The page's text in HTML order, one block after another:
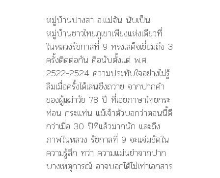
หมู่บ้านปางสา อ.แม่จัน นับเป็น
หมู่บ้านชาวไทยภูเขาเพียงแห่งเดียวที่
ในหลวงรัชกาลที่ 9 ทรงเสด็จเยี่ยมถึง 3
ครั้งติดต่อกัน คือนับตั้งแต่ พ.ศ.
2522-2524 ความประทับใจอย่างไม่รู้
ลืมเมื่อครั้งได้เล่นซึงถวาย จากปากคำ
ของผู้เฒ่าวัย 78 ปี ที่เอ่ยภาษาไทยกระ
ท่อน กระแท่น แม้เจ้าตัวบอกว่าตอนนี้ดี
กว่าเมื่อ 30 ปีที่แล้วมากนัก และถึง
ภาพในหลวง รัชกาลที่ 9 จะแจ่มชัดใน
ความรู้สึก ทว่า ความแม่นยำจากปาก
บางเหตุการณ์ อาจบอกได้ไม่เท่าเอกสาร